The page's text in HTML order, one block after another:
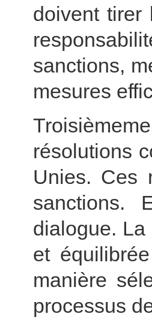
doivent tirer
sanctions,
mesures
résolutions
Unies. Ces
sanctions.
dialogue.
et
manière
processus